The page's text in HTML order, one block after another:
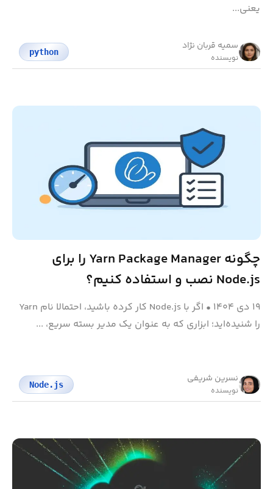
یعنی...
سمیه قربان نژاد
نویسنده
python
چگونه Yarn Package Manager را برای
Node.js نصب و استفاده کنیم؟
۱۹ دی ۱۴۰۴ •
اگر با Node.js کار کرده باشید، احتمالا نام Yarn
را شنیده‌اید؛ ابزاری که به عنوان یک مدیر بسته سریع، ...
نسرین شریفی
نویسنده
Node.js